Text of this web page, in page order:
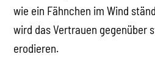
wie ein Fähnchen im Wind
wird das Vertrauen gegenüber
erodieren.